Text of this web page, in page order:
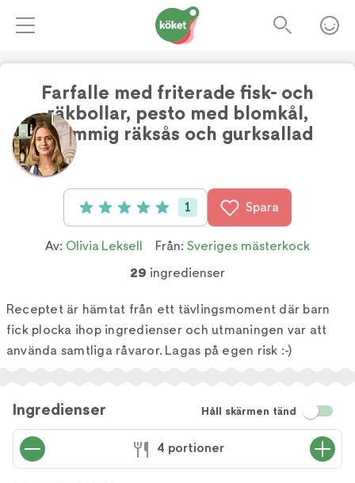
Farfalle med friterade fisk- och
räkbollar, pesto med blomkål,
skummig räksås och gurksallad
Betyg: 5 av 5 (1 röster)
1 Spara
Av: Olivia Leksell Från: Sveriges mästerkock
29 ingredienser
Receptet är hämtat från ett tävlingsmoment där barn
fick plocka ihop ingredienser och utmaningen var att
använda samtliga råvaror. Lagas på egen risk :-)
Ingredienser Håll skärmen tänd
4 portioner